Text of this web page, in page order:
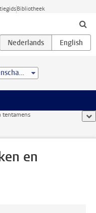
Bibliotheek
Film- en literatuurwetenschap (BA)
tentamens
en